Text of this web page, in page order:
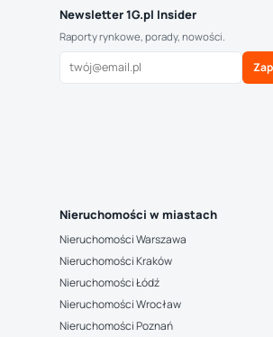
Newsletter 1G.pl Insider
Raporty rynkowe, porady, nowości.
Nieruchomości w miastach
Nieruchomości Warszawa
Nieruchomości Kraków
Nieruchomości Łódź
Nieruchomości Wrocław
Nieruchomości Poznań